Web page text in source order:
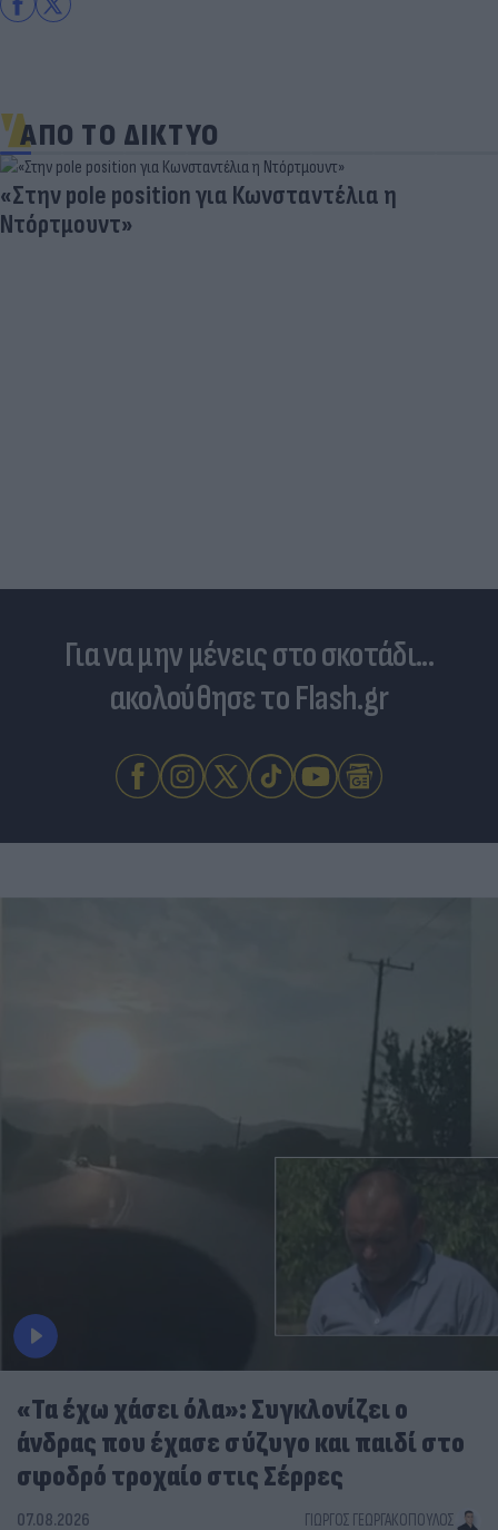
ΑΠΟ ΤΟ ΔΙΚΤΥΟ
«Στην pole position για Κωνσταντέλια η
Ντόρτμουντ»
Για να μην μένεις στο σκοτάδι...
ακολούθησε το Flash.gr
«Τα έχω χάσει όλα»: Συγκλονίζει ο
άνδρας που έχασε σύζυγο και παιδί στο
σφοδρό τροχαίο στις Σέρρες
07.08.2026 ΓΙΏΡΓΟΣ ΓΕΩΡΓΑΚΌΠΟΥΛΟΣ